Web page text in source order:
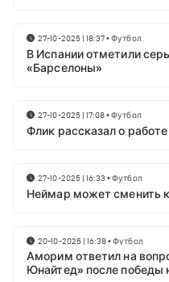
27-10-2025 | 18:37•Футбол
В Испании отметили
«Барселоны»
27-10-2025 | 17:08•Футбол
Флик рассказал о
27-10-2025 | 16:33 •Футбол
Неймар может сменить
20-10-2025 | 16:38•Футбол
Аморим ответил на
Юнайтед» после победы